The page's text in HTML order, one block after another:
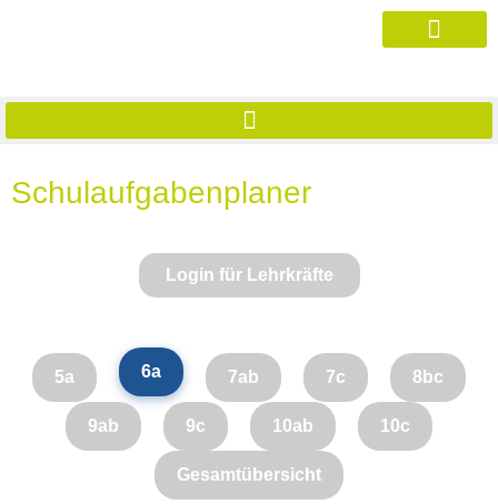
Schulaufgabenplaner
Login für Lehrkräfte
5a 6a 7ab 7c 8bc
9ab 9c 10ab 10c
Gesamtübersicht